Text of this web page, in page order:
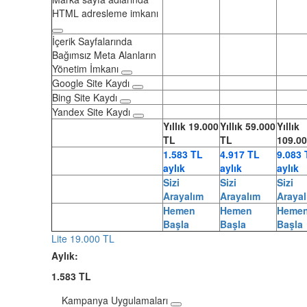
HTML adresleme imkanı
İçerik Sayfalarında
Bağımsız Meta Alanların
Yönetim İmkanı
Google Site Kaydı
Bing Site Kaydı
Yandex Site Kaydı
Yıllık 19.000
TL
Yıllık 59.000
TL
Yıllık
1.583 TL
aylık
4.917 TL
aylık
9.083
aylık
Sizi
Arayalım
Sizi
Arayalım
Sizi
Hemen
Başla
Hemen
Başla
Başla
Lite 19.000 TL
Aylık:
1.583 TL
Kampanya Uygulamaları